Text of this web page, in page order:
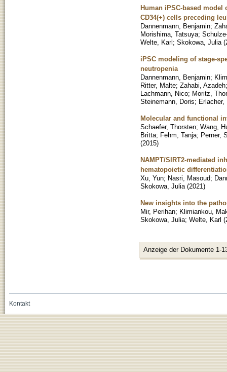
Human iPSC-based model
CD34(+) cells preceding
Dannenmann, Benjamin;
Morishima, Tatsuya;
Welte, Karl; Skokowa, Julia (
iPSC modeling of stage-
neutropenia
Dannenmann, Benjamin;
Ritter, Malte; Zahabi, Azadeh
Lachmann, Nico; Moritz,
Steinemann, Doris; Erlacher,
Molecular and functional
Schaefer, Thorsten; Wang,
Britta; Fehm, Tanja; Perner,
(2015)
NAMPT/SIRT2-mediated
hematopoietic
Xu, Yun; Nasri, Masoud;
Skokowa, Julia (2021)
New insights into the
Mir, Perihan; Klimiankou,
Skokowa, Julia; Welte, Karl (
Anzeige der Dokumente 1-
Kontakt